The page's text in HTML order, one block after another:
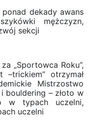
dekady awans
mężczyzn,
sekcji
„Sportowca Roku”,
otrzymał
Mistrzostwo
bouldering – złoto w
w typach uczelni,
uczelni